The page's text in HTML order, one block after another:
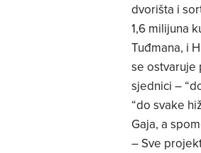
dvorišta i
1,6 milijuna
Tuđmana, i
se ostvaruje
sjednici –
“do svake
Gaja, a
– Sve